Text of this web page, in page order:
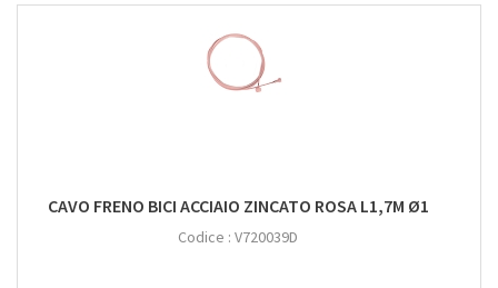
CAVO FRENO BICI ACCIAIO ZINCATO ROSA L1,7M Ø1
Codice : V720039D